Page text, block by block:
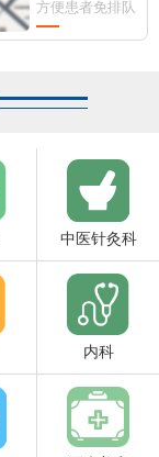
方便患者免排队
中医针灸科
内科